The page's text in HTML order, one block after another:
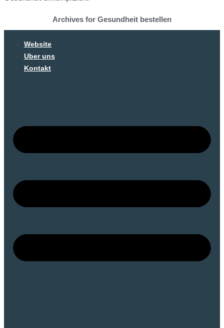
Archives for Gesundheit bestellen
Website
Uber uns
Kontakt